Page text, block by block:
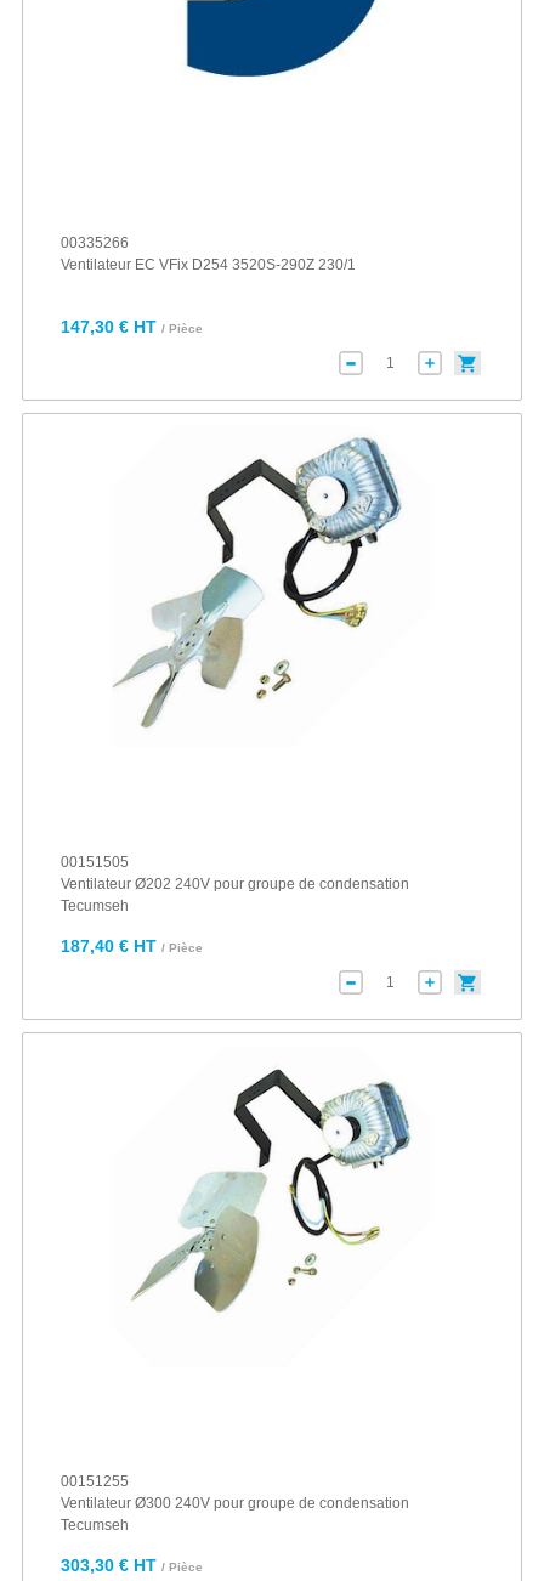
00335266
Ventilateur EC VFix D254 3520S-290Z 230/1
147,30 € HT / Pièce
00151505
Ventilateur Ø202 240V pour groupe de condensation
Tecumseh
187,40 € HT / Pièce
00151255
Ventilateur Ø300 240V pour groupe de condensation
Tecumseh
303,30 € HT / Pièce